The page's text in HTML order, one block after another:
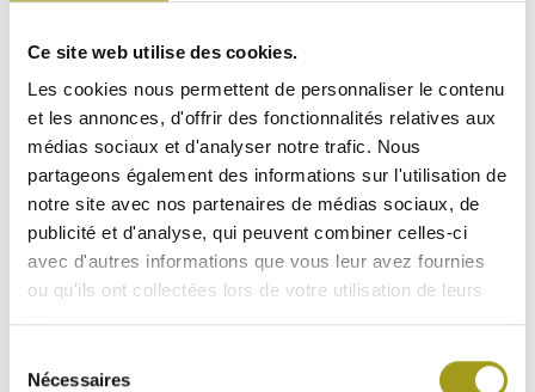
Ce site web utilise des cookies.
Les cookies nous permettent de personnaliser le contenu
et les annonces, d'offrir des fonctionnalités relatives aux
médias sociaux et d'analyser notre trafic. Nous
partageons également des informations sur l'utilisation de
notre site avec nos partenaires de médias sociaux, de
publicité et d'analyse, qui peuvent combiner celles-ci
avec d'autres informations que vous leur avez fournies
ou qu'ils ont collectées lors de votre utilisation de leurs
Nécessaires
Directeur des investissements